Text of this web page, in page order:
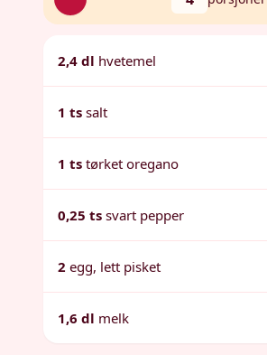
2,4 dl hvetemel
1 ts salt
1 ts tørket oregano
0,25 ts svart pepper
2 egg, lett pisket
1,6 dl melk